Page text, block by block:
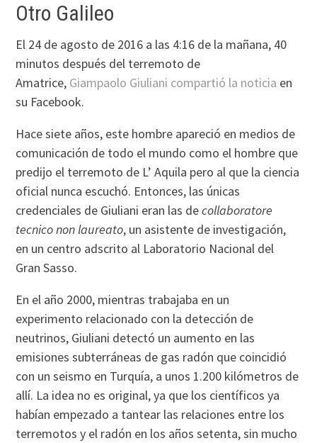
Otro Galileo
El 24 de agosto de 2016 a las 4:16 de la mañana, 40
minutos después del terremoto de
Amatrice, Giampaolo Giuliani compartió la noticia en
su Facebook.
Hace siete años, este hombre apareció en medios de
comunicación de todo el mundo como el hombre que
predijo el terremoto de L’ Aquila pero al que la ciencia
oficial nunca escuchó. Entonces, las únicas
credenciales de Giuliani eran las decollaboratore
tecnico non laureato, un asistente de investigación,
en un centro adscrito al Laboratorio Nacional del
Gran Sasso.
En el año 2000, mientras trabajaba en un
experimento relacionado con la detección de
neutrinos, Giuliani detectó un aumento en las
emisiones subterráneas de gas radón que coincidió
con un seismo en Turquía, a unos 1.200 kilómetros de
allí. La idea no es original, ya que los científicos ya
habían empezado a tantear las relaciones entre los
terremotos y el radón en los años setenta, sin mucho